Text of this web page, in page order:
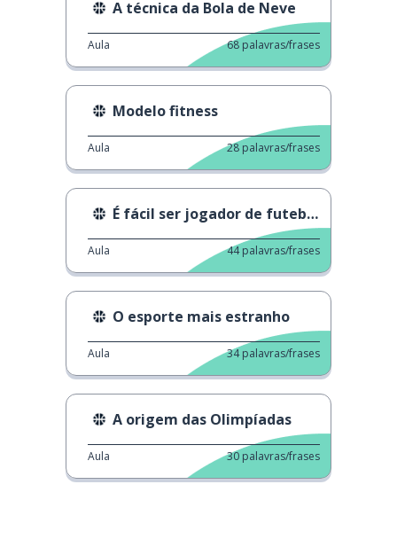
A técnica da Bola de Neve
Aula 68 palavras/frases
Modelo fitness
Aula 28 palavras/frases
É fácil ser jogador de futebol?
Aula 44 palavras/frases
O esporte mais estranho
Aula 34 palavras/frases
A origem das Olimpíadas
Aula 30 palavras/frases